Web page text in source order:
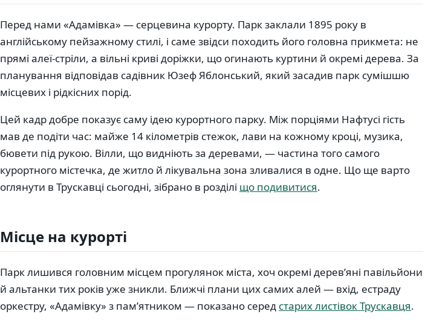
Перед нами «Адамівка» — серцевина курорту. Парк заклали 1895 року в
англійському пейзажному стилі, і саме звідси походить його головна прикмета: не
прямі алеї-стріли, а вільні криві доріжки, що огинають куртини й окремі дерева. За
планування відповідав садівник Юзеф Яблонський, який засадив парк сумішшю
місцевих і рідкісних порід.
Цей кадр добре показує саму ідею курортного парку. Між порціями Нафтусі гість
мав де подіти час: майже 14 кілометрів стежок, лави на кожному кроці, музика,
бювети під рукою. Вілли, що видніють за деревами, — частина того самого
курортного містечка, де житло й лікувальна зона зливалися в одне. Що ще варто
оглянути в Трускавці сьогодні, зібрано в розділі що подивитися.
Місце на курорті
Парк лишився головним місцем прогулянок міста, хоч окремі дерев’яні павільйони
й альтанки тих років уже зникли. Ближчі плани цих самих алей — вхід, естраду
оркестру, «Адамівку» з пам’ятником — показано серед старих листівок Трускавця.